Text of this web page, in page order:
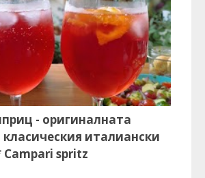
- оригиналната
класическия италиански
spritz